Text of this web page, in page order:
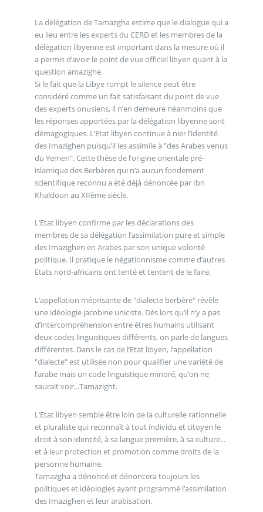
La délégation de Tamazgha estime que le dialogue qui a
eu lieu entre les experts du CERD et les membres de la
délégation libyenne est important dans la mesure où il
a permis d’avoir le point de vue officiel libyen quant à la
question amazighe.
Si le fait que la Libye rompt le silence peut être
considéré comme un fait satisfaisant du point de vue
des experts onusiens, il n’en demeure néanmoins que
les réponses apportées par la délégation libyenne sont
démagogiques. L’Etat libyen continue à nier l’identité
des Imazighen puisqu’il les assimile à "des Arabes venus
du Yemen". Cette thèse de l’origine orientale pré-
islamique des Berbères qui n’a aucun fondement
scientifique reconnu a été déjà dénoncée par Ibn
Khaldoun au XIIème siècle.
L’Etat libyen confirme par les déclarations des
membres de sa délégation l’assimilation pure et simple
des Imazighen en Arabes par son unique volonté
politique. Il pratique le négationnisme comme d’autres
Etats nord-africains ont tenté et tentent de le faire.
L’appellation méprisante de "dialecte berbère" révèle
une idéologie jacobine uniciste. Dès lors qu’il n’y a pas
d’intercompréhension entre êtres humains utilisant
deux codes linguistiques différents, on parle de langues
différentes. Dans le cas de l’Etat libyen, l’appellation
"dialecte" est utilisée non pour qualifier une variété de
l’arabe mais un code linguistique minoré, qu’on ne
saurait voir...Tamazight.
L’Etat libyen semble être loin de la culturelle rationnelle
et pluraliste qui reconnaît à tout individu et citoyen le
droit à son identité, à sa langue première, à sa culture...
et à leur protection et promotion comme droits de la
personne humaine.
Tamazgha a dénoncé et dénoncera toujours les
politiques et idéologies ayant programmé l’assimilation
des Imazighen et leur arabisation.